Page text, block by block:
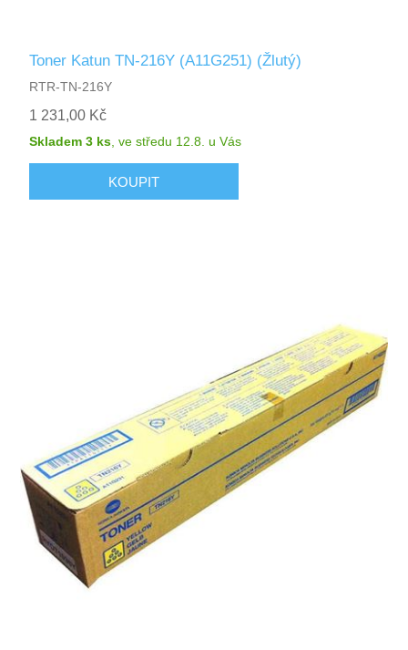
Toner Katun TN-216Y (A11G251) (Žlutý)
RTR-TN-216Y
1 231,00 Kč
Skladem 3 ks,ve středu 12.8. u Vás